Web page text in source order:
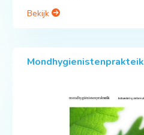
Bekijk
Mondhygienistenprakteik